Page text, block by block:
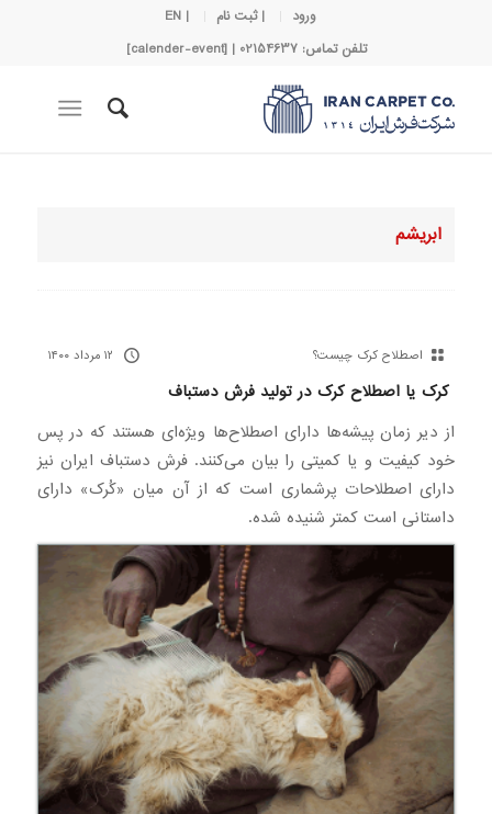
ورود | ثبت نام
| EN
تلفن تماس: 02154637 | [calender-event]
ابریشم
اصطلاح کرک چیست؟ ۱۲ مرداد ۱۴۰۰
کرک یا اصطلاح کرک در تولید فرش دستباف
از دیر زمان پیشه‌ها دارای اصطلاح‌ها ویژه‌ای هستند که در پس
خود کیفیت و یا کمیتی را بیان می‌کنند. فرش دستباف ایران نیز
دارای اصطلاحات پرشماری است که از آن میان «کُرک» دارای
داستانی است کمتر شنیده شده.